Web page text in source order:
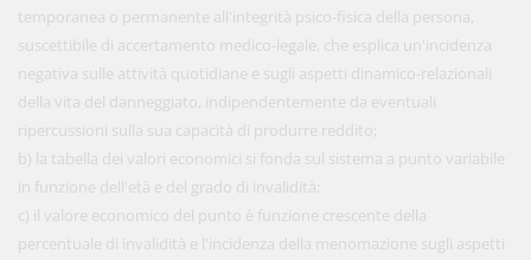
temporanea o permanente all'integrità psico-fisica della persona,
suscettibile di accertamento medico-legale, che esplica un'incidenza
negativa sulle attività quotidiane e sugli aspetti dinamico-relazionali
della vita del danneggiato, indipendentemente da eventuali
ripercussioni sulla sua capacità di produrre reddito;
b) la tabella dei valori economici si fonda sul sistema a punto variabile
in funzione dell'età e del grado di invalidità;
c) il valore economico del punto è funzione crescente della
percentuale di invalidità e l'incidenza della menomazione sugli aspetti